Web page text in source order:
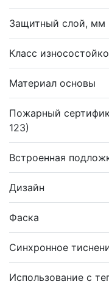
Защитный слой, мм
Класс
Материал основы
Пожарный
123)
Встроенная
Дизайн
Фаска
Синхронное
Использование с